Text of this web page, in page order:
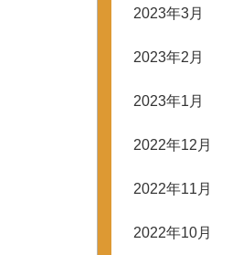
2023年3月
2023年2月
2023年1月
2022年12月
2022年11月
2022年10月